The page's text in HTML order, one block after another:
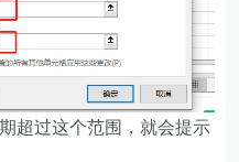
超过这个范围，就会提示